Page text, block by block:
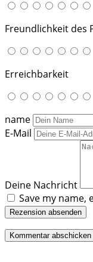
Freundlichkeit des
Erreichbarkeit
name
E-Mail
Deine Nachricht
Save my
Rezension absenden